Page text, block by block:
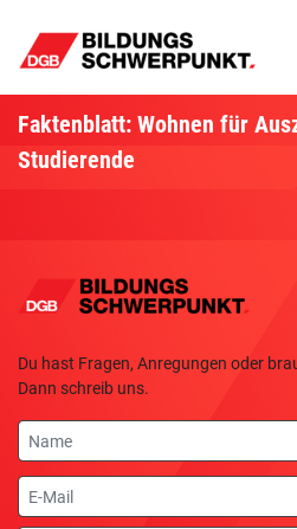
Faktenblatt: Wohnen für
Studierende
Du hast Fragen, Anregungen oder
Dann schreib uns.
Name
E-
Mail